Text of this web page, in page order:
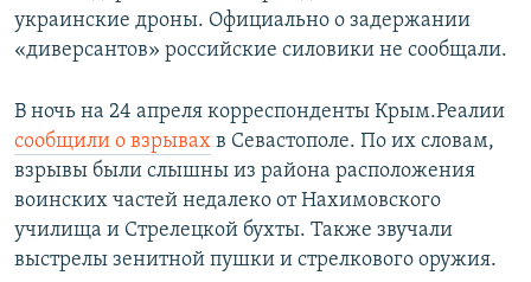
украинские дроны. Официально о задержании
«диверсантов» российские силовики не сообщали.
В ночь на 24 апреля корреспонденты Крым.Реалии
сообщили о взрывах в Севастополе. По их словам,
взрывы были слышны из района расположения
воинских частей недалеко от Нахимовского
училища и Стрелецкой бухты. Также звучали
выстрелы зенитной пушки и стрелкового оружия.